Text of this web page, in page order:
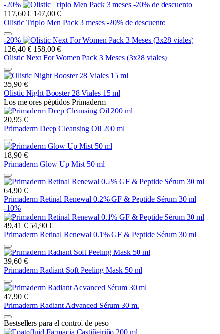
-20%
117,60 € 147,00 €
Olistic Triplo Men Pack 3 meses -20% de descuento
-20%
126,40 € 158,00 €
Olistic Next For Women Pack 3 Meses (3x28 viales)
35,90 €
Olistic Night Booster 28 Viales 15 ml
Los mejores péptidos Primaderm
20,95 €
Primaderm Deep Cleansing Oil 200 ml
18,90 €
Primaderm Glow Up Mist 50 ml
64,90 €
Primaderm Retinal Renewal 0.2% GF & Peptide Sérum 30 ml
-10%
49,41 € 54,90 €
Primaderm Retinal Renewal 0.1% GF & Peptide Sérum 30 ml
39,60 €
Primaderm Radiant Soft Peeling Mask 50 ml
47,90 €
Primaderm Radiant Advanced Sérum 30 ml
Bestsellers para el control de peso